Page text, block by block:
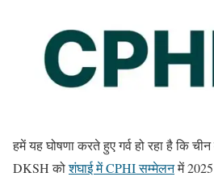
हमें यह घोषणा करते हुए गर्व हो रहा है कि
DKSH कोशंघाई में CPHI सम्मेलनमें